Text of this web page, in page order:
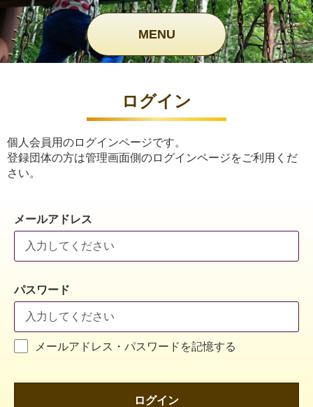
MENU
ログイン
個人会員用のログインページです。
登録団体の方は管理画面側のログインページをご利用くだ
さい。
メールアドレス
パスワード
メールアドレス・パスワードを記憶する
ログイン